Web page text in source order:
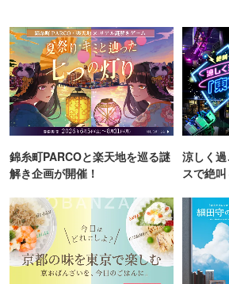
錦糸町PARCOと楽天地を巡る謎
解き企画が開催！
涼しく
スで絶